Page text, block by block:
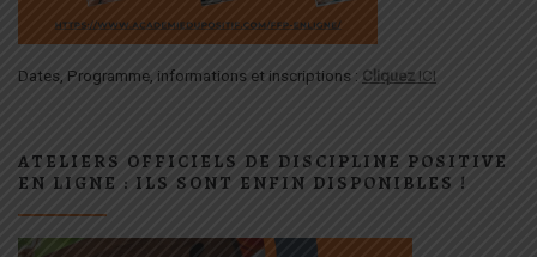
Dates, Programme, informations et inscriptions : Cliquez ICI
ATELIERS OFFICIELS DE DISCIPLINE POSITIVE
EN LIGNE : ILS SONT ENFIN DISPONIBLES !